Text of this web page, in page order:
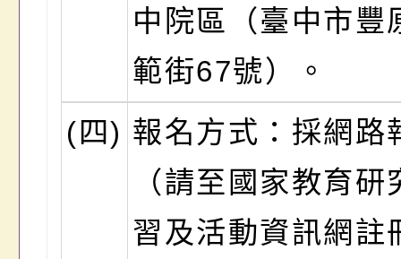
中院區（臺中市豐
範街67號）。
(四) 報名方式：採網路
（請至國家教育研
習及活動資訊網註